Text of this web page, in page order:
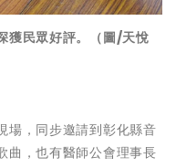
獲民眾好評。（圖/天悅
場，同步邀請到彰化縣音
曲，也有醫師公會理事長